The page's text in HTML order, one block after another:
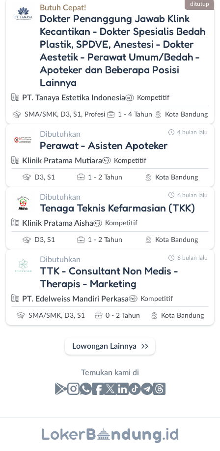
Butuh Cepat!
Dokter Penanggung Jawab Klink
Kecantikan - Dokter Spesialis Bedah
Plastik, SPDVE, Anestesi - Dokter
Aestetik - Perawat Umum/Bedah -
Apoteker dan Beberapa Posisi
Lainnya
PT. Tanaya Estetika Indonesia Kompetitif
SMA/SMK, D3, S1, Profesi 1 - 4 Tahun Kota Bandung
ditutup
Dibutuhkan
Perawat - Asisten Apoteker
Klinik Pratama Mutiara Kompetitif
D3, S1 1 - 2 Tahun Kota Bandung
4 bulan lalu
Dibutuhkan
Tenaga Teknis Kefarmasian (TKK)
Klinik Pratama Aisha Kompetitif
D3, S1 1 - 2 Tahun Kota Bandung
6 bulan lalu
Dibutuhkan
TTK - Consultant Non Medis -
Therapis - Marketing
PT. Edelweiss Mandiri Perkasa Kompetitif
SMA/SMK, D3, S1 0 - 2 Tahun Kota Bandung
6 bulan lalu
Lowongan Lainnya
Temukan kami di
Lowongan